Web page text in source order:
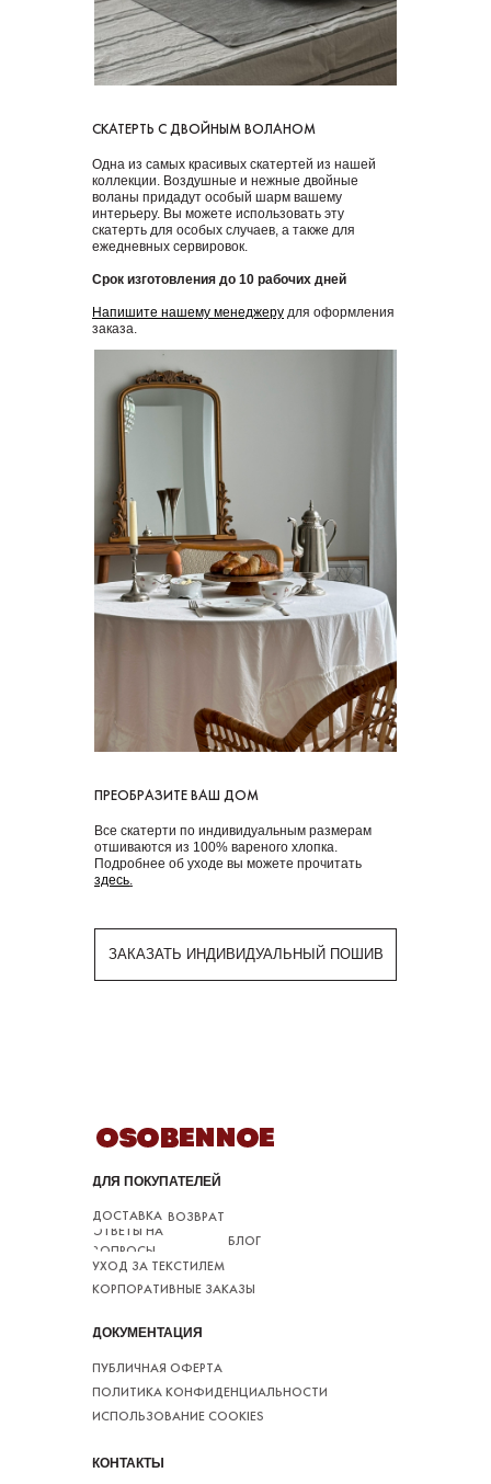
СКАТЕРТЬ С ДВОЙНЫМ ВОЛАНОМ
Одна из самых красивых скатертей из нашей
коллекции. Воздушные и нежные двойные
воланы придадут особый шарм вашему
интерьеру. Вы можете использовать эту
скатерть для особых случаев, а также для
ежедневных сервировок.
Срок изготовления до 10 рабочих дней
Напишите нашему менеджеру для оформления
заказа.
ПРЕОБРАЗИТЕ ВАШ ДОМ
Все скатерти по индивидуальным размерам
отшиваются из 100% вареного хлопка.
Подробнее об уходе вы можете прочитать
здесь.
ЗАКАЗАТЬ ИНДИВИДУАЛЬНЫЙ ПОШИВ
ДЛЯ ПОКУПАТЕЛЕЙ
ДОСТАВКА ВОЗВРАТ
ОТВЕТЫ НА
ВОПРОСЫ
БЛОГ
УХОД ЗА ТЕКСТИЛЕМ
КОРПОРАТИВНЫЕ ЗАКАЗЫ
ДОКУМЕНТАЦИЯ
ПУБЛИЧНАЯ ОФЕРТА
ПОЛИТИКА КОНФИДЕНЦИАЛЬНОСТИ
ИСПОЛЬЗОВАНИЕ COOKIES
КОНТАКТЫ